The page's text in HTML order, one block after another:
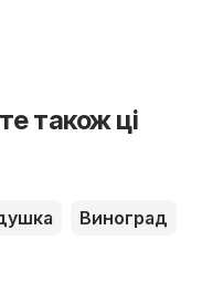
також ці
Виноград